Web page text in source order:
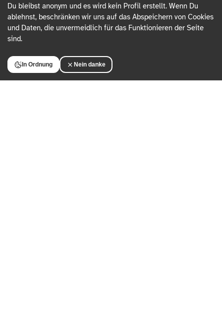
Du bleibst anonym und es wird kein Profil erstellt. Wenn Du
ablehnst, beschränken wir uns auf das Abspeichern von Cookies
und Daten, die unvermeidlich für das Funktionieren der Seite
sind.
In Ordnung Nein danke